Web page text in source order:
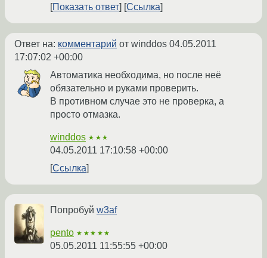
Показать ответ
Ссылка
Ответ на: комментарий от winddos 04.05.2011
17:07:02 +00:00
Автоматика необходима, но после неё
обязательно и руками проверить.
В противном случае это не проверка, а
просто отмазка.
winddos ★★★
04.05.2011 17:10:58 +00:00
Ссылка
Попробуй w3af
pento ★★★★★
05.05.2011 11:55:55 +00:00